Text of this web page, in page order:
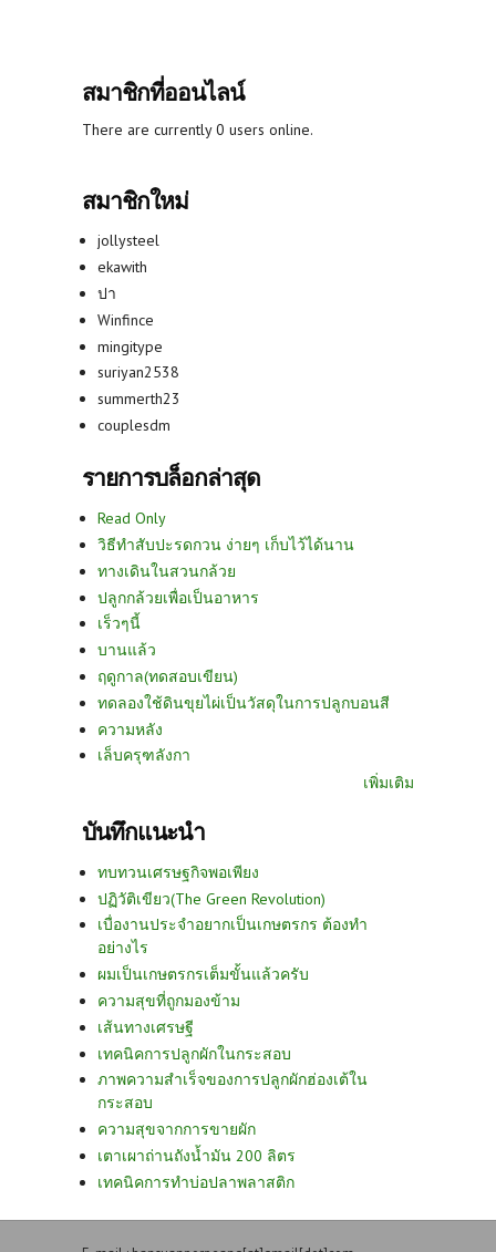
สมาชิกที่ออนไลน์
There are currently 0 users online.
สมาชิกใหม่
jollysteel
ekawith
ปา
Winfince
mingitype
suriyan2538
summerth23
couplesdm
รายการบล็อกล่าสุด
Read Only
วิธีทำสับปะรดกวน ง่ายๆ เก็บไว้ได้นาน
ทางเดินในสวนกล้วย
ปลูกกล้วยเพื่อเป็นอาหาร
เร็วๆนี้
บานแล้ว
ฤดูกาล(ทดสอบเขียน)
ทดลองใช้ดินขุยไผ่เป็นวัสดุในการปลูกบอนสี
ความหลัง
เล็บครุฑลังกา
เพิ่มเติม
บันทึกแนะนำ
ทบทวนเศรษฐกิจพอเพียง
ปฏิวัติเขียว(The Green Revolution)
เบื่องานประจำอยากเป็นเกษตรกร ต้องทำ
อย่างไร
ผมเป็นเกษตรกรเต็มขั้นแล้วครับ
ความสุขที่ถูกมองข้าม
เส้นทางเศรษฐี
เทคนิคการปลูกผักในกระสอบ
ภาพความสำเร็จของการปลูกผักฮ่องเต้ใน
กระสอบ
ความสุขจากการขายผัก
เตาเผาถ่านถังน้ำมัน 200 ลิตร
เทคนิคการทำบ่อปลาพลาสติก